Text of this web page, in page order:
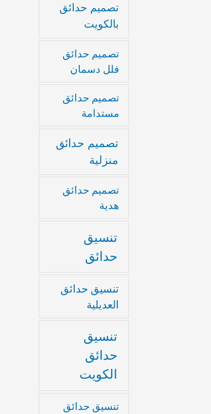
تصميم حدائق
بالكويت
تصميم حدائق
فلل دسمان
تصميم حدائق
مستدامة
تصميم حدائق
منزلية
تصميم حدائق
هدية
تنسيق
حدائق
تنسيق حدائق
العديلية
تنسيق
حدائق
الكويت
تنسيق حدائق